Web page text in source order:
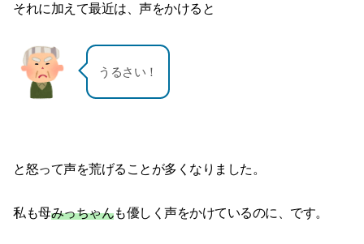
それに加えて最近は、声をかけると
うるさい！
と怒って声を荒げることが多くなりました。
私も母みっちゃんも優しく声をかけているのに、です。